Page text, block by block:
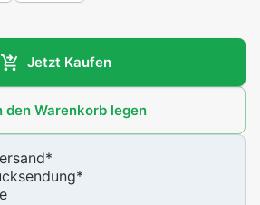
Jetzt Kaufen
den Warenkorb legen
*
*